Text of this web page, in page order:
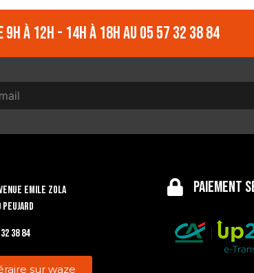
à 12h - 14h à 18h au 05 57 32 38 84
Emile Zola
Peujard
38 84
sur waze
Paiement